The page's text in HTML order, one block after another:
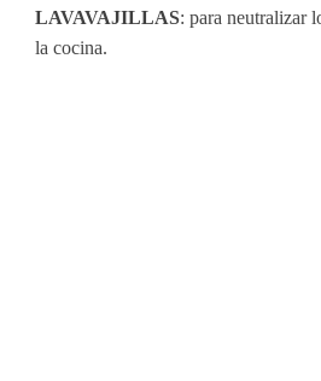
LAVAVAJILLAS: para neutralizar
la cocina.